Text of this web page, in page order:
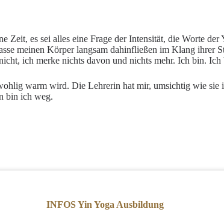
Zeit, es sei alles eine Frage der Intensität, die Worte
meinen Körper langsam dahinfließen im Klang
ich merke nichts davon und nichts mehr. Ich bin. Ich
warm wird. Die Lehrerin hat mir, umsichtig wie
bin ich weg.
INFOS Yin Yoga Ausbildung